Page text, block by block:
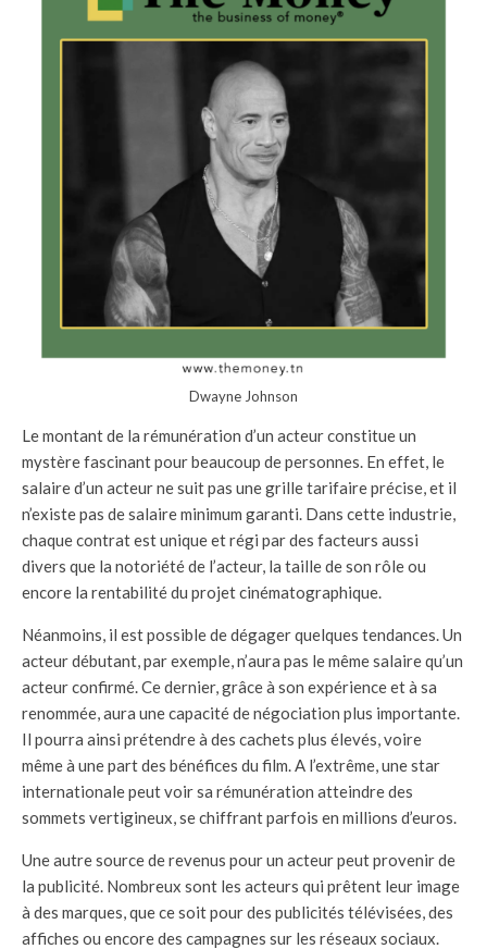
Dwayne Johnson
Le montant de la rémunération d’un acteur constitue un
mystère fascinant pour beaucoup de personnes. En effet, le
salaire d’un acteur ne suit pas une grille tarifaire précise, et il
n’existe pas de salaire minimum garanti. Dans cette industrie,
chaque contrat est unique et régi par des facteurs aussi
divers que la notoriété de l’acteur, la taille de son rôle ou
encore la rentabilité du projet cinématographique.
Néanmoins, il est possible de dégager quelques tendances. Un
acteur débutant, par exemple, n’aura pas le même salaire qu’un
acteur confirmé. Ce dernier, grâce à son expérience et à sa
renommée, aura une capacité de négociation plus importante.
Il pourra ainsi prétendre à des cachets plus élevés, voire
même à une part des bénéfices du film. A l’extrême, une star
internationale peut voir sa rémunération atteindre des
sommets vertigineux, se chiffrant parfois en millions d’euros.
Une autre source de revenus pour un acteur peut provenir de
la publicité. Nombreux sont les acteurs qui prêtent leur image
à des marques, que ce soit pour des publicités télévisées, des
affiches ou encore des campagnes sur les réseaux sociaux.